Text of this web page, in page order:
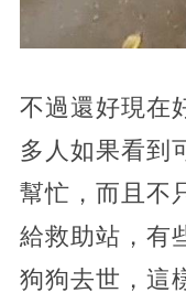
不過還好現在
多人如果看到
幫忙，而且不
給救助站，有
狗狗去世，這